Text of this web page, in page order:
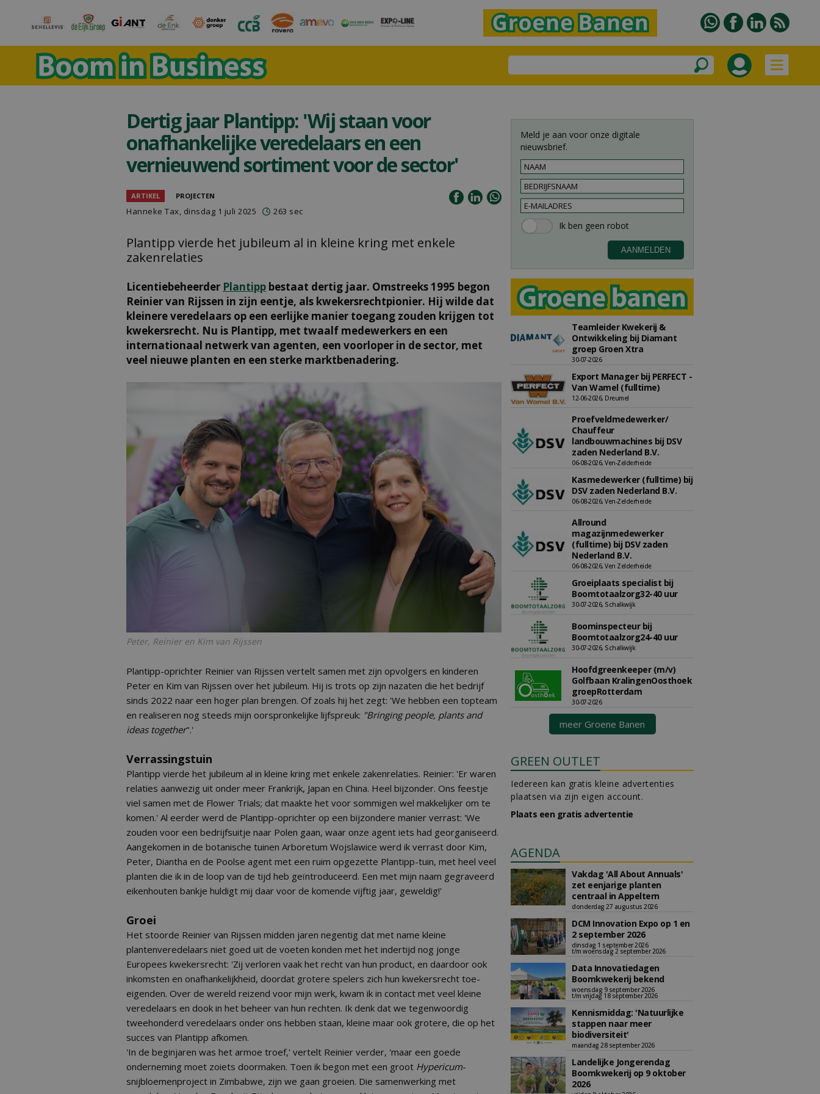
Dertig jaar Plantipp: 'Wij staan voor
onafhankelijke veredelaars en een
vernieuwend sortiment voor de sector'
ARTIKEL PROJECTEN
Hanneke Tax, dinsdag 1 juli 2025 263 sec
Plantipp vierde het jubileum al in kleine kring met enkele
zakenrelaties
Licentiebeheerder Plantipp bestaat dertig jaar. Omstreeks 1995 begon
Reinier van Rijssen in zijn eentje, als kwekersrechtpionier. Hij wilde dat
kleinere veredelaars op een eerlijke manier toegang zouden krijgen tot
kwekersrecht. Nu is Plantipp, met twaalf medewerkers en een
internationaal netwerk van agenten, een voorloper in de sector, met
veel nieuwe planten en een sterke marktbenadering.
Peter, Reinier en Kim van Rijssen
Plantipp-oprichter Reinier van Rijssen vertelt samen met zijn opvolgers en kinderen
Peter en Kim van Rijssen over het jubileum. Hij is trots op zijn nazaten die het bedrijf
sinds 2022 naar een hoger plan brengen. Of zoals hij het zegt: 'We hebben een topteam
en realiseren nog steeds mijn oorspronkelijke lijfspreuk: "Bringing people, plants and
ideas together".'
Verrassingstuin
Plantipp vierde het jubileum al in kleine kring met enkele zakenrelaties. Reinier: 'Er waren
relaties aanwezig uit onder meer Frankrijk, Japan en China. Heel bijzonder. Ons feestje
viel samen met de Flower Trials; dat maakte het voor sommigen wel makkelijker om te
komen.' Al eerder werd de Plantipp-oprichter op een bijzondere manier verrast: 'We
zouden voor een bedrijfsuitje naar Polen gaan, waar onze agent iets had georganiseerd.
Aangekomen in de botanische tuinen Arboretum Wojslawice werd ik verrast door Kim,
Peter, Diantha en de Poolse agent met een ruim opgezette Plantipp-tuin, met heel veel
planten die ik in de loop van de tijd heb geïntroduceerd. Een met mijn naam gegraveerd
eikenhouten bankje huldigt mij daar voor de komende vijftig jaar, geweldig!'
Groei
Het stoorde Reinier van Rijssen midden jaren negentig dat met name kleine
plantenveredelaars niet goed uit de voeten konden met het indertijd nog jonge
Europees kwekersrecht: 'Zij verloren vaak het recht van hun product, en daardoor ook
inkomsten en onafhankelijkheid, doordat grotere spelers zich hun kwekersrecht toe-
eigenden. Over de wereld reizend voor mijn werk, kwam ik in contact met veel kleine
veredelaars en dook in het beheer van hun rechten. Ik denk dat we tegenwoordig
tweehonderd veredelaars onder ons hebben staan, kleine maar ook grotere, die op het
succes van Plantipp afkomen.
'In de beginjaren was het armoe troef,' vertelt Reinier verder, 'maar een goede
onderneming moet zoiets doormaken. Toen ik begon met een groot Hypericum-
snijbloemenproject in Zimbabwe, zijn we gaan groeien. Die samenwerking met
Meld je aan voor onze digitale
nieuwsbrief.
Teamleider Kwekerij &
Ontwikkeling bij Diamant
groep Groen Xtra
30-07-2026
Export Manager bij PERFECT -
Van Wamel (fulltime)
12-06-2026, Dreumel
Proefveldmedewerker/
Chauffeur
landbouwmachines bij DSV
zaden Nederland B.V.
06-08-2026, Ven-Zelderheide
Kasmedewerker (fulltime) bij
DSV zaden Nederland B.V.
06-08-2026, Ven-Zelderheide
Allround
magazijnmedewerker
(fulltime) bij DSV zaden
Nederland B.V.
06-08-2026, Ven Zelderheide
Groeiplaats specialist bij
Boomtotaalzorg32-40 uur
30-07-2026, Schalkwijk
Boominspecteur bij
Boomtotaalzorg24-40 uur
30-07-2026, Schalkwijk
Hoofdgreenkeeper (m/v)
Golfbaan KralingenOosthoek
groepRotterdam
30-07-2026
meer Groene Banen
GREEN OUTLET
Iedereen kan gratis kleine advertenties
plaatsen via zijn eigen account.
Plaats een gratis advertentie
AGENDA
Vakdag 'All About Annuals'
zet eenjarige planten
centraal in Appeltern
donderdag 27 augustus 2026
DCM Innovation Expo op 1 en
2 september 2026
dinsdag 1 september 2026
t/m woensdag 2 september 2026
Data Innovatiedagen
Boomkwekerij bekend
woensdag 9 september 2026
t/m vrijdag 18 september 2026
Kennismiddag: 'Natuurlijke
stappen naar meer
biodiversiteit'
maandag 28 september 2026
Landelijke Jongerendag
Boomkwekerij op 9 oktober
2026